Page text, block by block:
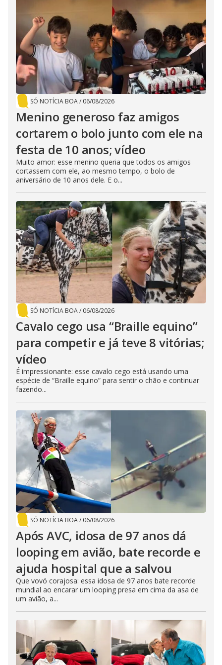
SÓ NOTÍCIA BOA/ 06/08/2026
Menino generoso faz amigos
cortarem o bolo junto com ele na
festa de 10 anos; vídeo
Muito amor: esse menino queria que todos os amigos
cortassem com ele, ao mesmo tempo, o bolo de
aniversário de 10 anos dele. E o...
SÓ NOTÍCIA BOA/ 06/08/2026
Cavalo cego usa “Braille equino”
para competir e já teve 8 vitórias;
vídeo
É impressionante: esse cavalo cego está usando uma
espécie de “Braille equino” para sentir o chão e continuar
fazendo...
SÓ NOTÍCIA BOA/ 06/08/2026
Após AVC, idosa de 97 anos dá
looping em avião, bate recorde e
ajuda hospital que a salvou
Que vovó corajosa: essa idosa de 97 anos bate recorde
mundial ao encarar um looping presa em cima da asa de
um avião, a...